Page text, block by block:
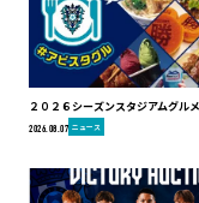
２０２６シーズンスタジアムグル
2026.08.07 ニュース